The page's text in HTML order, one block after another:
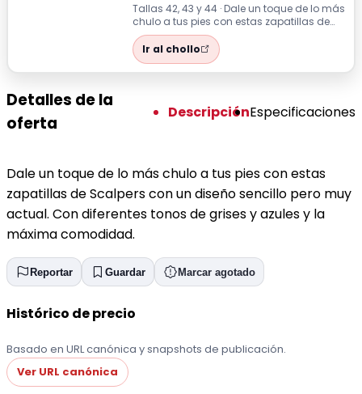
Tallas 42, 43 y 44 · Dale un toque de lo más
chulo a tus pies con estas zapatillas de
Scalpers con un diseño sencillo...
Ir al chollo
Detalles de la
oferta
DescripciónEspecificaciones
Dale un toque de lo más chulo a tus pies con estas
zapatillas de Scalpers con un diseño sencillo pero muy
actual. Con diferentes tonos de grises y azules y la
máxima comodidad.
Reportar Guardar Marcar agotado
Histórico de precio
Basado en URL canónica y snapshots de publicación.
Ver URL canónica